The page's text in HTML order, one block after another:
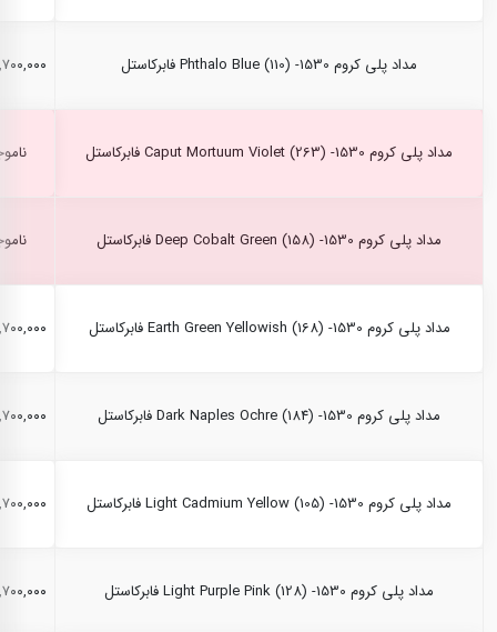
مداد پلی کروم Phthalo Blue (110) -1530 فابرکاستل ۲,۷۰۰,۰۰۰
مداد پلی کروم Caput Mortuum Violet (263) -1530 فابرکاستل
مداد پلی کروم Deep Cobalt Green (158) -1530 فابرکاستل
مداد پلی کروم Earth Green Yellowish (168) -1530 فابرکاستل ۲,۷۰۰,۰۰۰
مداد پلی کروم Dark Naples Ochre (184) -1530 فابرکاستل ۲,۷۰۰,۰۰۰
مداد پلی کروم Light Cadmium Yellow (105) -1530 فابرکاستل ۲,۷۰۰,۰۰۰
مداد پلی کروم Light Purple Pink (128) -1530 فابرکاستل ۲,۷۰۰,۰۰۰